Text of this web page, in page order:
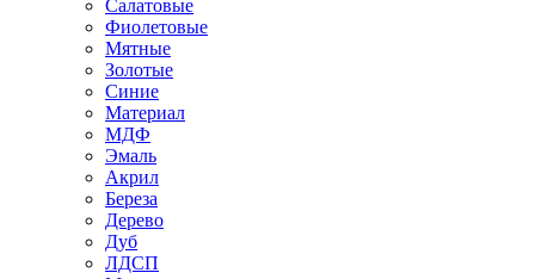
Салатовые
Фиолетовые
Мятные
Золотые
Синие
Материал
МДФ
Эмаль
Акрил
Береза
Дерево
Дуб
ЛДСП